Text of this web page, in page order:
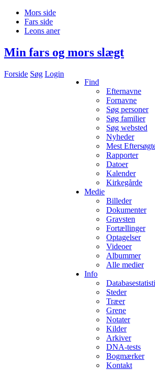
Mors side
Fars side
Leons aner
Min fars og mors slægt
Forside Søg Login
Find
Efternavne
Fornavne
Søg personer
Søg familier
Søg websted
Nyheder
Mest
Rapporter
Datoer
Kalender
Kirkegårde
Medie
Billeder
Dokumenter
Gravsten
Fortællinger
Optagelser
Videoer
Albummer
Alle medier
Info
Steder
Træer
Grene
Notater
Kilder
Arkiver
DNA-tests
Bogmærker
Kontakt